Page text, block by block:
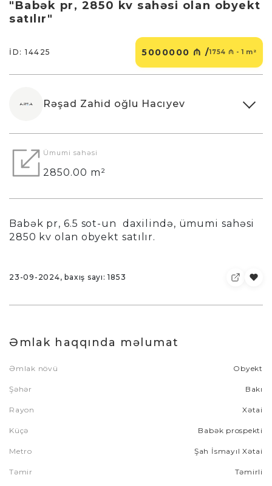
"Babək pr, 2850 kv sahəsi olan obyekt
satılır"
İD: 14425 5000000 ₼ /1754 ₼ - 1 m²
Rəşad Zahid oğlu Hacıyev
Ümumi sahəsi
2850.00 m²
Babək pr, 6.5 sot-un daxilində, ümumi sahəsi
2850 kv olan obyekt satılır.
23-09-2024, baxış sayı: 1853
Əmlak haqqında məlumat
Əmlak növü Obyekt
Şəhər Bakı
Rayon Xətai
Küçə Babək prospekti
Metro Şah İsmayıl Xətai
Təmir Təmirli